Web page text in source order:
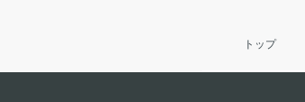
トップ